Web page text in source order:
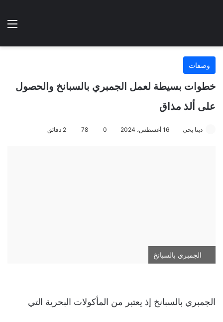
الوضع
وصفات
خطوات بسيطة لعمل الجمبري بالسبانخ والحصول
على ألذ مذاق
دينا يحي 16 أغسطس، 2024 0
78
الجمبري بالسبانخ
الجمبري بالسبانخ إذ يعتبر من المأكولات البحرية التي